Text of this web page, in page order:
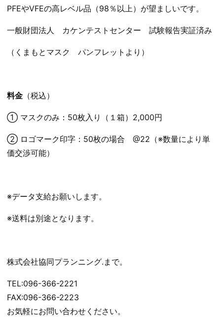
PFEやVFEの高レベル品（98％以上）が望ましいです。
一般財団法人 カケンテストセンター 試験報告実証済み
（くまもとマスク パンフレットより）
料金 （税込）
① マスクのみ：50枚入り（１箱）2,000円
② ロゴマーク印字：50枚の場合 @22（※数量により単
価交渉可能）
※データ支給お願いします。
※送料は別途となります。
株式会社協同プランニング.まで。
TEL:096-366-2221
FAX:096-366-2223
お気軽にお問い合わせください。